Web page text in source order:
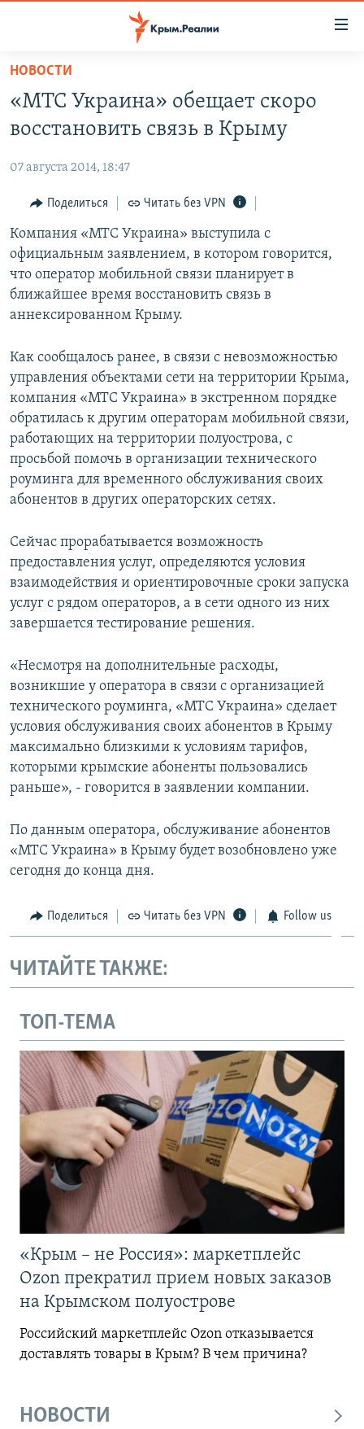
Вернуться
основному
содержанию
навигации
Вернутся
поиску
СПЕЦПРОЕКТЫ
КАРТА ВОЕННЫХ ОБЪЕКТОВ КРЫМА
11 ЛЕТ ОККУПАЦИИ КРЫМА. 11 ИСТОРИЙ СОПРОТИВЛЕНИЯ
ИСТОРИЯ
ЕЩЕ
ИНТЕРАКТИВ
ИНФОГРАФИКА
ТЕЛЕПРОЕКТ КРЫМ.РЕАЛИИ
СОВЕТЫ ПРАВОЗАЩИТНИКОВ
ПРОПАВШИЕ БЕЗ ВЕСТИ
ПОБЕДИТЕЛЕЙ НЕ СУДЯТ?
КРЫМ.НЕПОКОРЕННЫЙ
ELIFBE
УКРАИНСКАЯ ПРОБЛЕМА КРЫМА
РАДІО СВОБОДА
КАК ОБОЙТИ БЛОКИРОВКУ
ПРИСОЕДИНЯЙТЕСЬ!
Все сайты RFE/RL
НОВОСТИ
«МТС Украина» обещает скоро
восстановить связь в Крыму
07 августа 2014, 18:47
Поделиться Читать без VPN
Компания «МТС Украина» выступила с
официальным заявлением, в котором говорится,
что оператор мобильной связи планирует в
ближайшее время восстановить связь в
аннексированном Крыму.
Как сообщалось ранее, в связи с невозможностью
управления объектами сети на территории Крыма,
компания «МТС Украина» в экстренном порядке
обратилась к другим операторам мобильной связи,
работающих на территории полуострова, с
просьбой помочь в организации технического
роуминга для временного обслуживания своих
абонентов в других операторских сетях.
Сейчас прорабатывается возможность
предоставления услуг, определяются условия
взаимодействия и ориентировочные сроки запуска
услуг с рядом операторов, а в сети одного из них
завершается тестирование решения.
«Несмотря на дополнительные расходы,
возникшие у оператора в связи с организацией
технического роуминга, «МТС Украина» сделает
условия обслуживания своих абонентов в Крыму
максимально близкими к условиям тарифов,
которыми крымские абоненты пользовались
раньше», - говорится в заявлении компании.
По данным оператора, обслуживание абонентов
«МТС Украина» в Крыму будет возобновлено уже
сегодня до конца дня.
Поделиться Читать без VPN Follow us
ЧИТАЙТЕ ТАКЖЕ:
ТОП-ТЕМА
«Крым – не Россия»: маркетплейс
Ozon прекратил прием новых заказов
на Крымском полуострове
Российский маркетплейс Ozon отказывается
доставлять товары в Крым? В чем причина?
НОВОСТИ